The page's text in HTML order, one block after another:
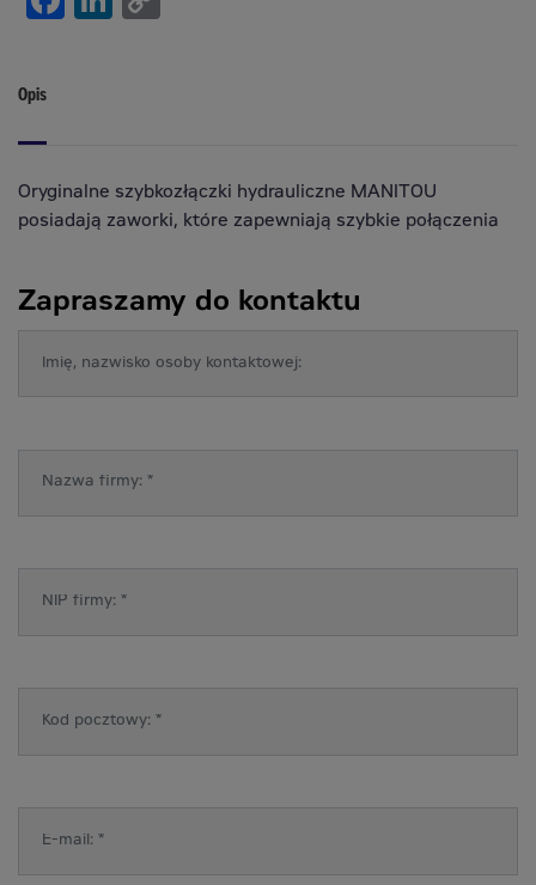
Opis
Oryginalne szybkozłączki hydrauliczne MANITOU
posiadają zaworki, które zapewniają szybkie połączenia
Zapraszamy do kontaktu